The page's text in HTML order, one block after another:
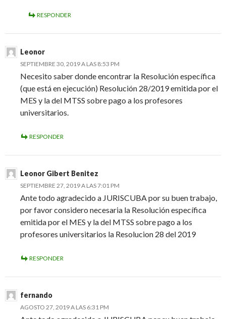
RESPONDER
Leonor
SEPTIEMBRE 30, 2019 A LAS 8:53 PM
Necesito saber donde encontrar la Resolución específica
(que está en ejecución) Resolución 28/2019 emitida por el
MES y la del MTSS sobre pago a los profesores
universitarios.
RESPONDER
Leonor Gibert Benitez
SEPTIEMBRE 27, 2019 A LAS 7:01 PM
Ante todo agradecido a JURISCUBA por su buen trabajo,
por favor considero necesaria la Resolución específica
emitida por el MES y la del MTSS sobre pago a los
profesores universitarios la Resolucion 28 del 2019
RESPONDER
fernando
AGOSTO 27, 2019 A LAS 6:31 PM